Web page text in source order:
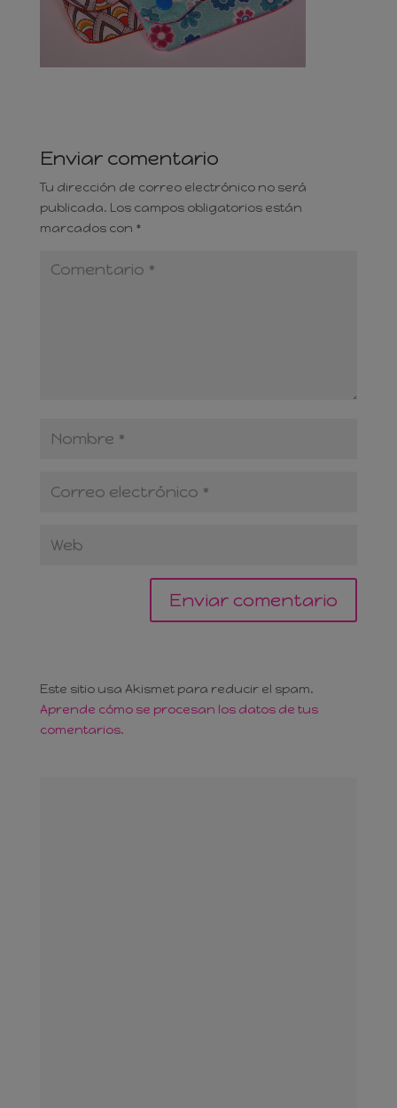
Enviar comentario
Tu dirección de correo electrónico no será
publicada. Los campos obligatorios están
marcados con *
Este sitio usa Akismet para reducir el spam.
Aprende cómo se procesan los datos de tus
comentarios.